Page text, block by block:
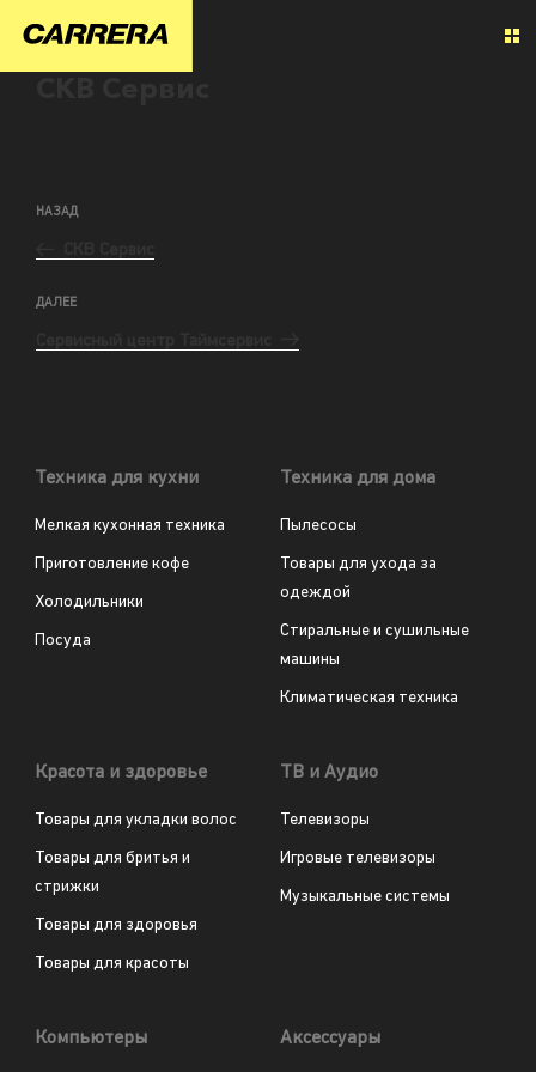
НАЗАД
ДАЛЕЕ
Техника для кухни
Мелкая кухонная техника
Приготовление кофе
Холодильники
Посуда
Техника для дома
Пылесосы
Товары для ухода за
одеждой
Стиральные и сушильные
машины
Климатическая техника
Красота и здоровье
Товары для укладки волос
Товары для бритья и
стрижки
Товары для здоровья
Товары для красоты
ТВ и Аудио
Телевизоры
Игровые телевизоры
Музыкальные системы
Компьютеры Аксессуары